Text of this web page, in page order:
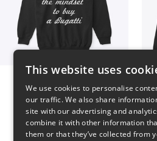
$51
This website uses
We use cookies to personalise
our traffic. We also share
site with our advertising and
combine it with other information
them or that they’ve collected from